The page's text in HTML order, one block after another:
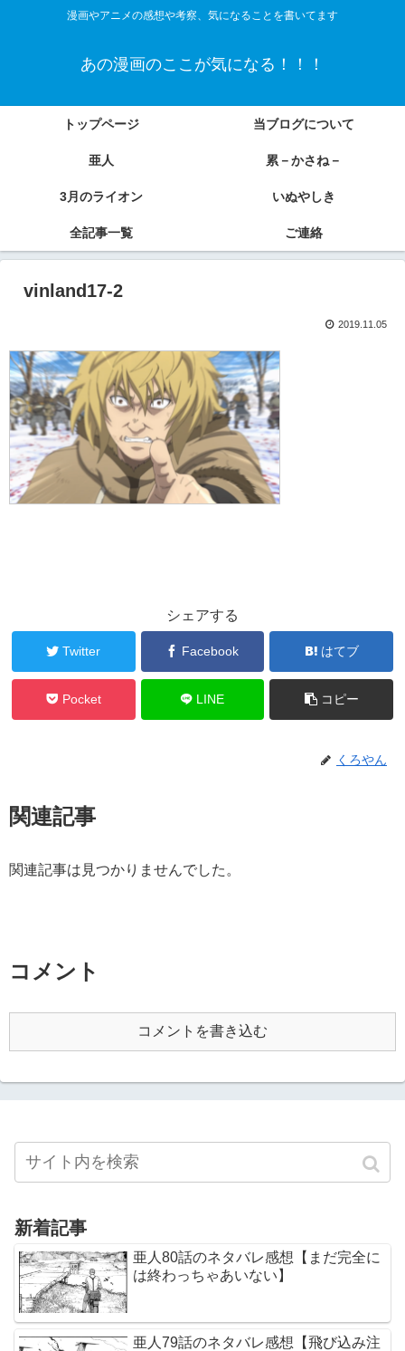
漫画やアニメの感想や考察、気になることを書いてます
あの漫画のここが気になる！！！
トップページ 当ブログについて
亜人 累－かさね－
3月のライオン いぬやしき
全記事一覧 ご連絡
vinland17-2
2019.11.05
シェアする
Twitter Facebook はてブ
Pocket LINE コピー
くろやん
関連記事
関連記事は見つかりませんでした。
コメント
コメントを書き込む
新着記事
亜人80話のネタバレ感想【まだ完全に
は終わっちゃあいない】
亜人79話のネタバレ感想【飛び込み注